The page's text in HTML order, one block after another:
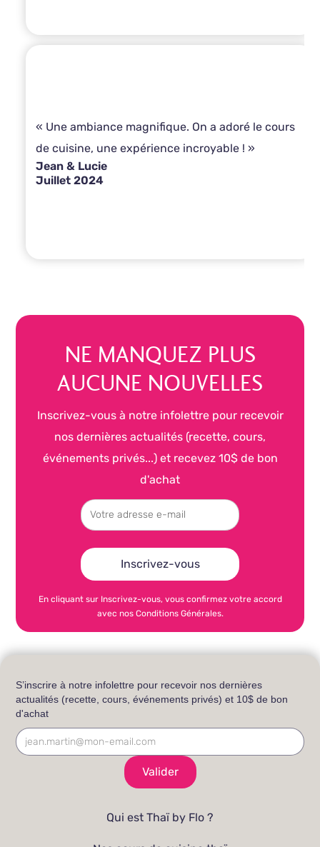
« Une ambiance magnifique. On a adoré le cours
de cuisine, une expérience incroyable ! »
Jean & Lucie
Juillet 2024
NE MANQUEZ PLUS
AUCUNE NOUVELLES
Inscrivez-vous à notre infolettre pour recevoir
nos dernières actualités (recette, cours,
événements privés...) et recevez 10$ de bon
d'achat
En cliquant sur Inscrivez-vous, vous confirmez votre accord
avec nos Conditions Générales.
S’inscrire à notre infolettre pour recevoir nos dernières
actualités (recette, cours, événements privés) et 10$ de bon
d'achat